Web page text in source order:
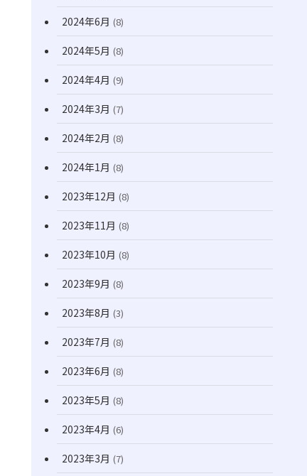
2024年6月 (8)
2024年5月 (8)
2024年4月 (9)
2024年3月 (7)
2024年2月 (8)
2024年1月 (8)
2023年12月 (8)
2023年11月 (8)
2023年10月 (8)
2023年9月 (8)
2023年8月 (3)
2023年7月 (8)
2023年6月 (8)
2023年5月 (8)
2023年4月 (6)
2023年3月 (7)